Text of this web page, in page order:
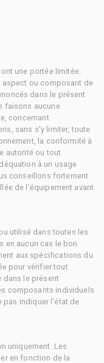
une portée limitée.
aspect ou composant de
dans le présent
faisons aucune
concernant
sans s'y limiter, toute
la conformité à
autorité ou tout
à un usage
conseillons fortement
de l'équipement avant
utilisé dans toutes les
en aucun cas le bon
aux spécifications du
pour vérifier tout
le présent
composants individuels
pas indiquer l'état de
uniquement. Les
en fonction de la